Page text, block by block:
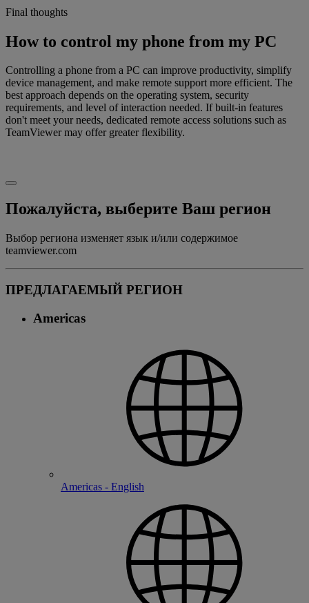
Final thoughts
How to control my phone from my PC
Controlling a phone from a PC can improve productivity, simplify
device management, and make remote support more efficient. The
best approach depends on the operating system, security
requirements, and level of interaction needed. If built-in features
don't meet your needs, dedicated remote access solutions such as
TeamViewer may offer greater flexibility.
Пожалуйста, выберите Ваш регион
Выбор региона изменяет язык и/или содержимое
teamviewer.com
ПРЕДЛАГАЕМЫЙ РЕГИОН
Americas
Americas - English